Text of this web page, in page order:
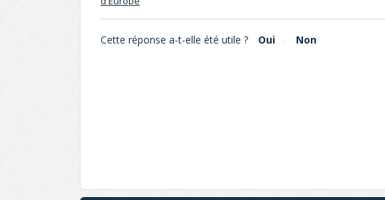
Cette réponse a-t-elle été utile ? Oui Non